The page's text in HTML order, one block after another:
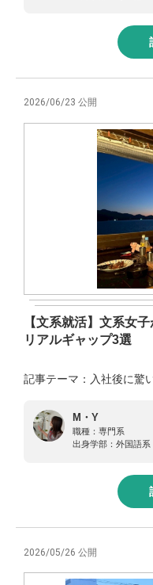
2026/06/23 公開
【文系就活】文系女
リアルギャップ3選
記事テーマ：入社後に驚
M・Y
職種： 専門系
出身学部： 外国語系
2026/05/26 公開